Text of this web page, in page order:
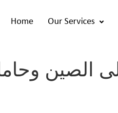
Home Our Services